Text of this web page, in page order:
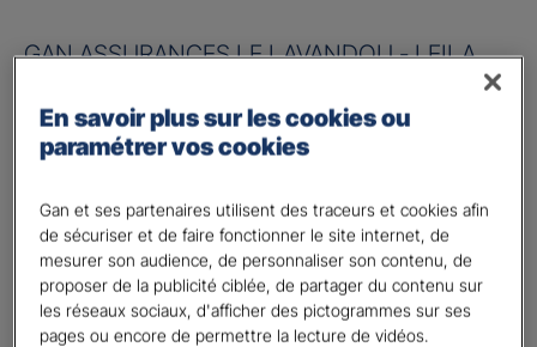
GAN ASSURANCES LE LAVANDOU - LEILA
Information sur votre besoin :
Quels sont vos besoins ?
Préparer ma retraite
Percevoir un complément de revenu régulier à la
retraite
Percevoir un capital
En savoir plus sur les cookies ou
paramétrer vos cookies
Gan et ses partenaires utilisent des traceurs et cookies afin
de sécuriser et de faire fonctionner le site internet, de
mesurer son audience, de personnaliser son contenu, de
proposer de la publicité ciblée, de partager du contenu sur
les réseaux sociaux, d'afficher des pictogrammes sur ses
pages ou encore de permettre la lecture de vidéos.